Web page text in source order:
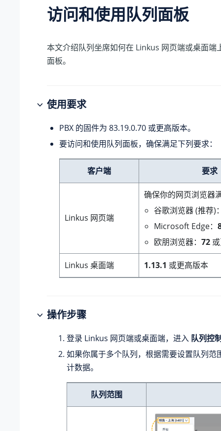
访问和使用队列面板
本文介绍队列坐席如何在 Linkus 网页端或桌面端
面板。
使用要求
PBX 的固件为 83.19.0.70 或更高版本。
要访问和使用队列面板，确保满足下列要求：
客户端 要求
Linkus 网页端
确保你的网页浏览器
谷歌浏览器 (推荐)
Microsoft Edge：
欧朋浏览器： 72
Linkus 桌面端 1.13.1 或更高版本
操作步骤
登录 Linkus 网页端或桌面端，进入 队列控
如果你属于多个队列，根据需要设置队列范
计数据。
队列范围